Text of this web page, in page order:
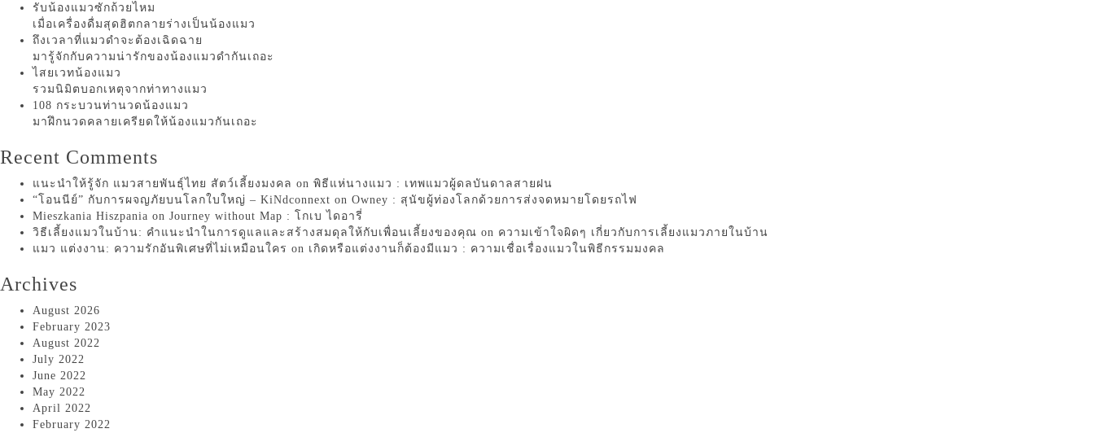
รับน้องแมวซักถ้วยไหม
เมื่อเครื่องดื่มสุดฮิตกลายร่างเป็นน้องแมว
ถึงเวลาที่แมวดำจะต้องเฉิดฉาย
มารู้จักกับความน่ารักของน้องแมวดำกันเถอะ
ไสยเวทน้องแมว
รวมนิมิตบอกเหตุจากท่าทางแมว
108 กระบวนท่านวดน้องแมว
มาฝึกนวดคลายเครียดให้น้องแมวกันเถอะ
Recent Comments
แนะนำให้รู้จัก แมวสายพันธุ์ไทย สัตว์เลี้ยงมงคล on พิธีแห่นางแมว : เทพแมวผู้ดลบันดาลสายฝน
“โอนนีย์” กับการผจญภัยบนโลกใบใหญ่ – KiNdconnext on Owney : สุนัขผู้ท่องโลกด้วยการส่งจดหมายโดยรถไฟ
Mieszkania Hiszpania on Journey without Map : โกเบ ไดอารี่
วิธีเลี้ยงแมวในบ้าน: คำแนะนำในการดูแลและสร้างสมดุลให้กับเพื่อนเลี้ยงของคุณ on ความเข้าใจผิดๆ เกี่ยวกับการเลี้ยงแมวภายในบ้าน
แมว แต่งงาน: ความรักอันพิเศษที่ไม่เหมือนใคร on เกิดหรือแต่งงานก็ต้องมีแมว : ความเชื่อเรื่องแมวในพิธีกรรมมงคล
Archives
August 2026
February 2023
August 2022
July 2022
June 2022
May 2022
April 2022
February 2022